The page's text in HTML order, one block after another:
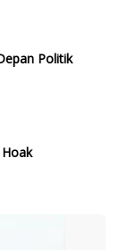
Politik